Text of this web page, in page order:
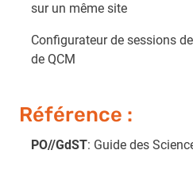
sur un même site
Configurateur de sessions
de QCM
Référence :
PO//GdST: Guide des